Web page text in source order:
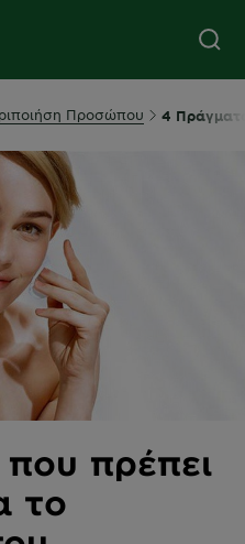
Προσώπου 4
πρέπει
το